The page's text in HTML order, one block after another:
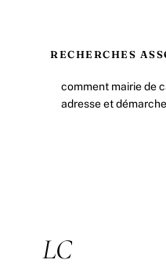
RECHERCHES
comment mairie de
adresse et
LC